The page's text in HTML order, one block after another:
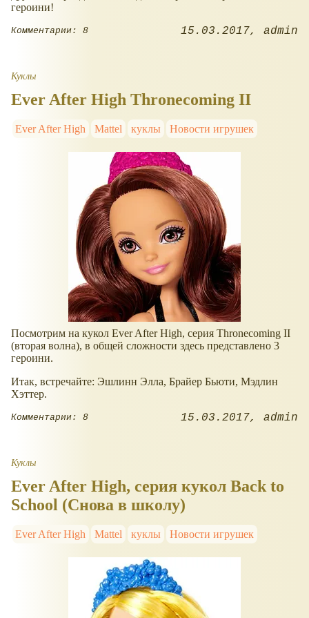
героини!
Комментарии: 8 15.03.2017 admin
Куклы
Ever After High Thronecoming II
Ever After High Mattel куклы Новости игрушек
Посмотрим на кукол Ever After High, серия Thronecoming II
(вторая волна), в общей сложности здесь представлено 3
героини.
Итак, встречайте: Эшлинн Элла, Брайер Бьюти, Мэдлин
Хэттер.
Комментарии: 8 15.03.2017 admin
Куклы
Ever After High, серия кукол Back to
School (Снова в школу)
Ever After High Mattel куклы Новости игрушек